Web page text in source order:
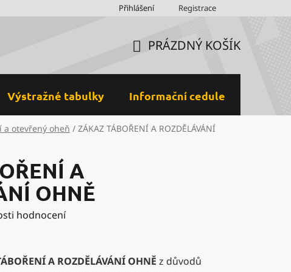
Ochrana osobních údajů a GDPR
Přihlášení Registrace
KOŠÍK
PRÁZDNÝ KOŠÍK
Výstražné tabulky Informační cedule
a otevřený oheň / ZÁKAZ TÁBOŘENÍ A ROZDĚLÁVÁNÍ
A
OHNĚ
hodnocení
A ROZDĚLÁVÁNÍ OHNĚ z důvodů